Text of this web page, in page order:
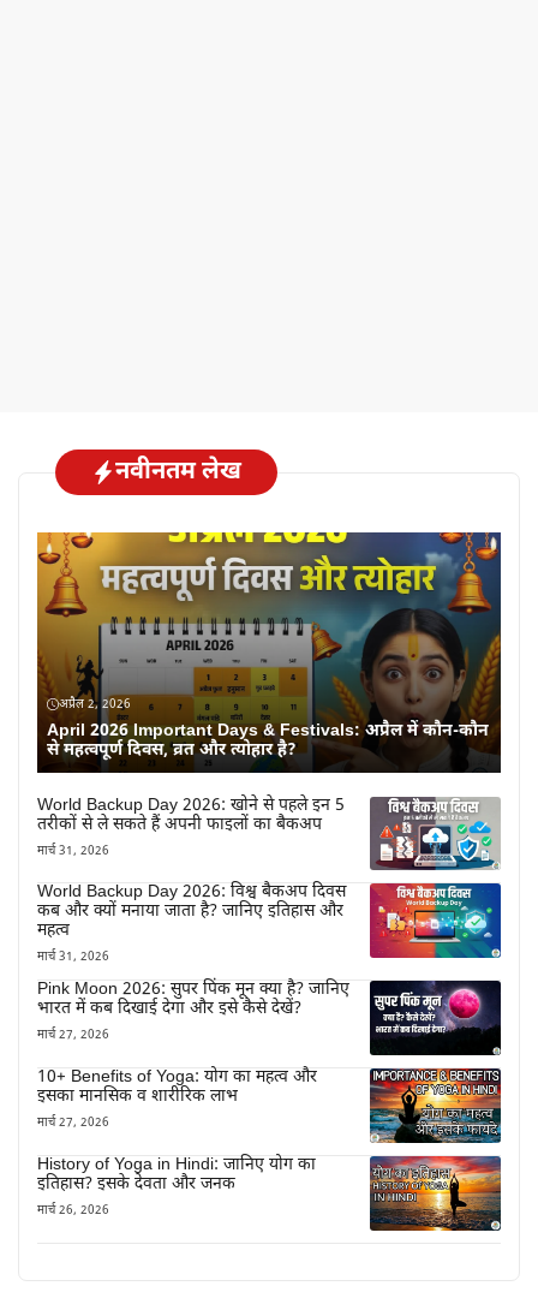
नवीनतम लेख
अप्रैल 2, 2026
April 2026 Important Days & Festivals: अप्रैल में कौन-कौन
से महत्वपूर्ण दिवस, व्रत और त्योहार है?
World Backup Day 2026: खोने से पहले इन 5
तरीकों से ले सकते हैं अपनी फाइलों का बैकअप
मार्च 31, 2026
World Backup Day 2026: विश्व बैकअप दिवस
कब और क्यों मनाया जाता है? जानिए इतिहास और
महत्व
मार्च 31, 2026
Pink Moon 2026: सुपर पिंक मून क्या है? जानिए
भारत में कब दिखाई देगा और इसे कैसे देखें?
मार्च 27, 2026
10+ Benefits of Yoga: योग का महत्व और
इसका मानसिक व शारीरिक लाभ
मार्च 27, 2026
History of Yoga in Hindi: जानिए योग का
इतिहास? इसके देवता और जनक
मार्च 26, 2026